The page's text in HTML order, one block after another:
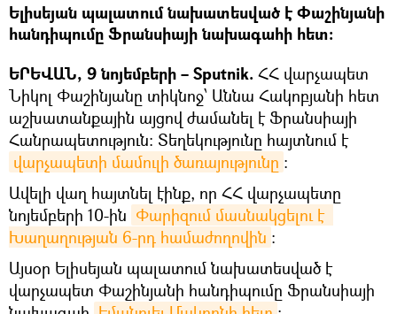
Ելիսեյան պալատում նախատեսված է Փաշինյանի
հանդիպումը Ֆրանսիայի նախագահի հետ։
ԵՐԵՎԱՆ, 9 նոյեմբերի – Sputnik. ՀՀ վարչապետ
Նիկոլ Փաշինյանը տիկնոջ՝ Աննա Հակոբյանի հետ
աշխատանքային այցով ժամանել է Ֆրանսիայի
Հանրապետություն: Տեղեկությունը հայտնում է
վարչապետի մամուլի ծառայությունը ։
Ավելի վաղ հայտնել էինք, որ ՀՀ վարչապետը
նոյեմբերի 10-ին Փարիզում մասնակցելու է
Խաղաղության 6-րդ համաժողովին :
Այսօր Ելիսեյան պալատում նախատեսված է
վարչապետ Փաշինյանի հանդիպումը Ֆրանսիայի